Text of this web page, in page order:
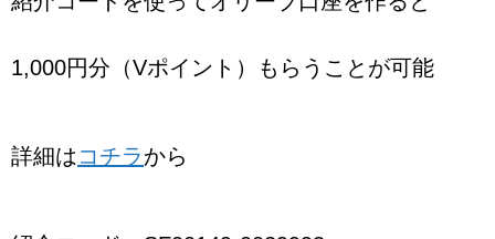
1,000円分（Vポイント）もらうことが可能
詳細は コチラから